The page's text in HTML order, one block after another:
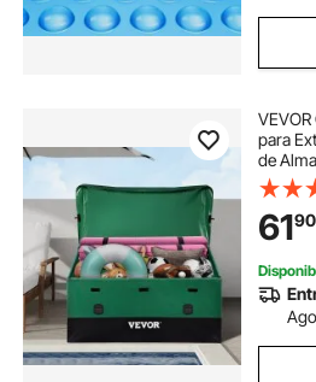
para
de
Lona
108 x
Jardín
6190